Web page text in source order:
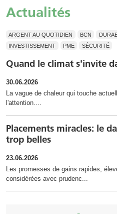
Actualités
ARGENT AU QUOTIDIEN BCN
INVESTISSEMENT
PME SÉCURITÉ
Quand le climat s'invite
30.06.2026
La vague de chaleur qui touche
l'attention....
Placements miracles: le
trop belles
23.06.2026
Les promesses de gains rapides,
considérées avec prudenc...